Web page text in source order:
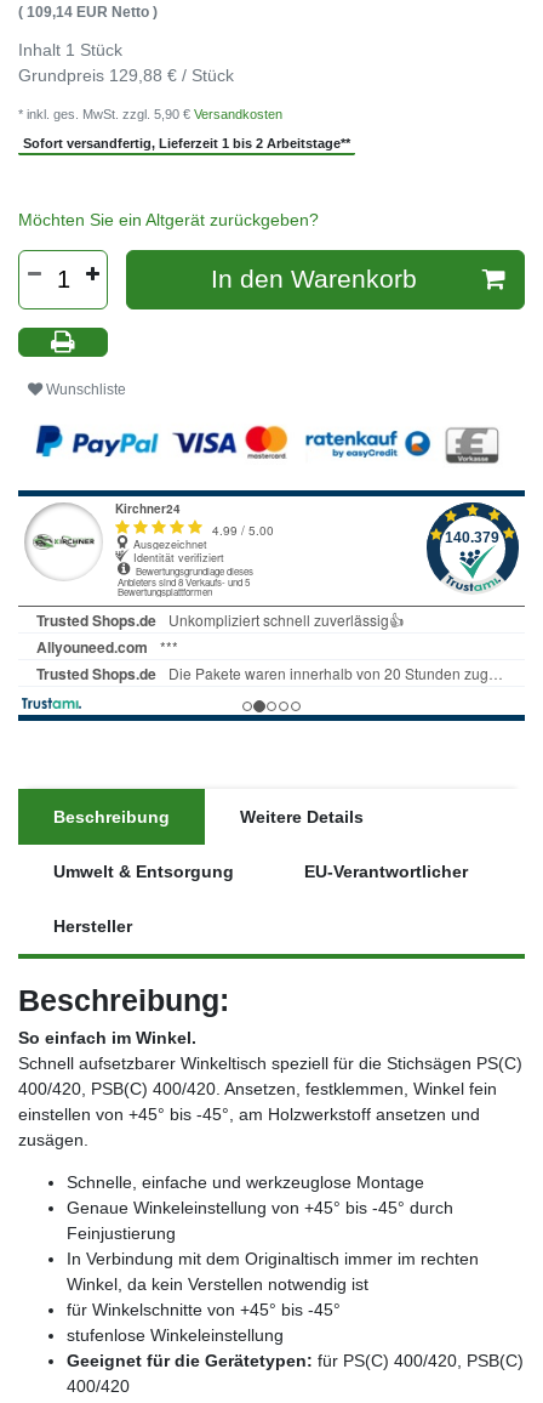
( 109,14 EUR Netto )
Inhalt 1 Stück
Grundpreis 129,88 € / Stück
* inkl. ges. MwSt. zzgl. 5,90 € Versandkosten
Sofort versandfertig, Lieferzeit 1 bis 2 Arbeitstage**
Möchten Sie ein Altgerät zurückgeben?
In den Warenkorb
Wunschliste
Beschreibung Weitere Details
Umwelt & Entsorgung EU-Verantwortlicher
Hersteller
Beschreibung:
So einfach im Winkel.
Schnell aufsetzbarer Winkeltisch speziell für die Stichsägen PS(C)
400/420, PSB(C) 400/420. Ansetzen, festklemmen, Winkel fein
einstellen von +45° bis -45°, am Holzwerkstoff ansetzen und
zusägen.
Schnelle, einfache und werkzeuglose Montage
Genaue Winkeleinstellung von +45° bis -45° durch
Feinjustierung
In Verbindung mit dem Originaltisch immer im rechten
Winkel, da kein Verstellen notwendig ist
für Winkelschnitte von +45° bis -45°
stufenlose Winkeleinstellung
Geeignet für die Gerätetypen: für PS(C) 400/420, PSB(C)
400/420